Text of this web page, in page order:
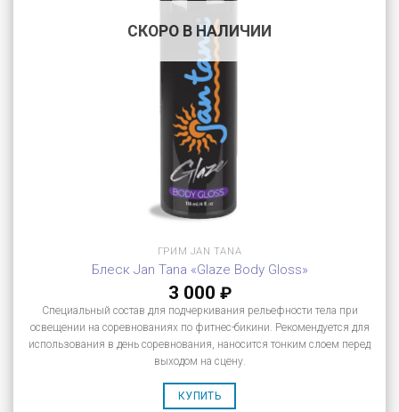
СКОРО В НАЛИЧИИ
ГРИМ JAN TANA
Блеск Jan Tana «Glaze Body Gloss»
3 000 ₽
Специальный состав для подчеркивания рельефности тела при
освещении на соревнованиях по фитнес-бикини. Рекомендуется для
использования в день соревнования, наносится тонким слоем перед
выходом на сцену.
КУПИТЬ